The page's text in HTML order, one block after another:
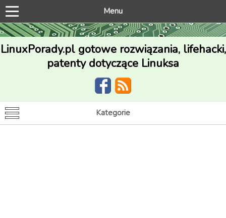
Menu
LinuxPorady.pl gotowe rozwiązania, lifehacki,
patenty dotyczące Linuksa
Kategorie